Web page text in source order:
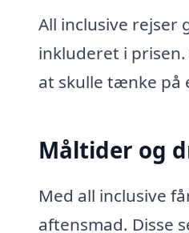
All inclusive rejser
inkluderet i
at skulle tænke på
Måltider og
Med all inclusive
aftensmad. Disse